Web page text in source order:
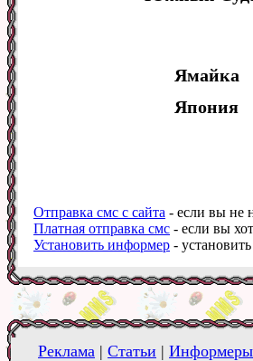
Ямайка
Япония
Отправка смс с сайта - если вы не
Платная отправка смс - если вы
Установить информер -
Реклама | Статьи | Информеры